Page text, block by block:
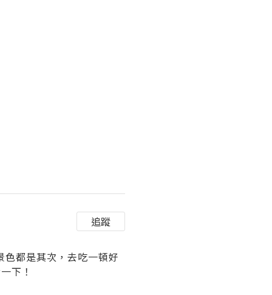
追蹤
都是其次，去吃一頓好
下！